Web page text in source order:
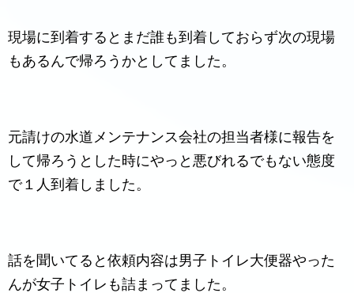
現場に到着するとまだ誰も到着しておらず次の現場
もあるんで帰ろうかとしてました。
元請けの水道メンテナンス会社の担当者様に報告を
して帰ろうとした時にやっと悪びれるでもない態度
で１人到着しました。
話を聞いてると依頼内容は男子トイレ大便器やった
んが女子トイレも詰まってました。